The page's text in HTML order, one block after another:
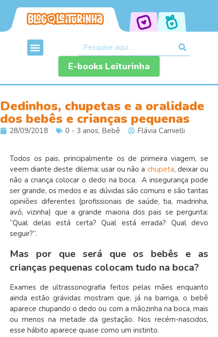
E-books Leiturinha
Dedinhos, chupetas e a oralidade
dos bebês e crianças pequenas
28/09/2018 0 - 3 anos, Bebê Flávia Carnielli
Todos os pais, principalmente os de primeira viagem, se
veem diante deste dilema: usar ou não a chupeta, deixar ou
não a criança colocar o dedo na boca. A insegurança pode
ser grande, os medos e as dúvidas são comuns e são tantas
opiniões diferentes (profissionais de saúde, tia, madrinha,
avó, vizinha) que a grande maioria dos pais se pergunta:
“Qual delas está certa? Qual está errada? Qual devo
seguir?”.
Mas por que será que os bebês e as
crianças pequenas colocam tudo na boca?
Exames de ultrassonografia feitos pelas mães enquanto
ainda estão grávidas mostram que, já na barriga, o bebê
aparece chupando o dedo ou com a mãozinha na boca, mais
ou menos na metade da gestação. Nos recém-nascidos,
esse hábito aparece quase como um instinto.